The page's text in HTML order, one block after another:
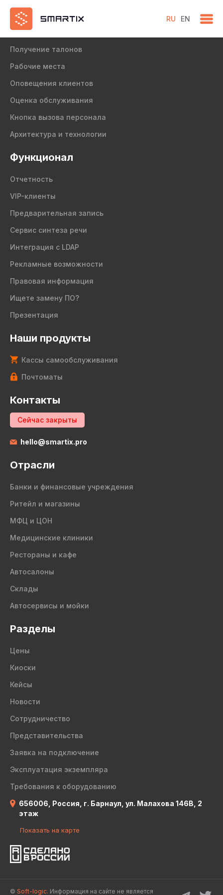
RU EN
Продукт
Получение талонов
Рабочие места
Оповещения клиентов
Оценка обслуживания
Кнопка вызова персонала
Архитектура и технологии
Функционал
Отчетность
VIP-клиенты
Предварительная запись
Сервис синтеза речи
Интеграция с LDAP
Рекламные возможности
Правовая информация
Ищете замену ПО?
Презентация
Наши продукты
Кассы самообслуживания
Почтоматы
Контакты
Сейчас закрыты
hello@smartix.pro
Отрасли
Банки и финансовые учреждения
Ритейл и магазины
МФЦ и ЦОН
Медицинские клиники
Рестораны и кафе
Автосалоны
Склады
Автосервисы и мойки
Разделы
Цены
Киоски
Кейсы
Новости
Сотрудничество
Представительства
Заявка на подключение
Эксплуатация экземпляра
Требования к оборудованию
656006, Россия, г. Барнаул, ул. Малахова 146В, 2
этаж
Показать на карте
© Soft-logic. Информация на сайте не является